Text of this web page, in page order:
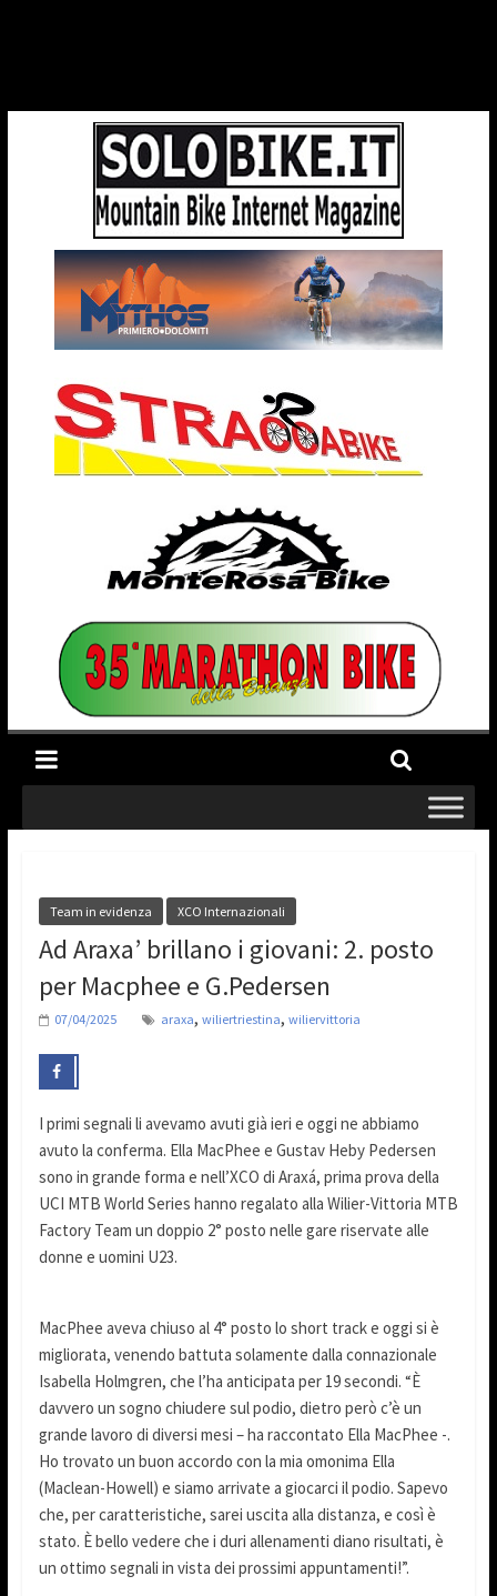
Team in evidenza XCO Internazionali
Ad Araxa’ brillano i giovani: 2. posto
per Macphee e G.Pedersen
07/04/2025 araxa, wiliertriestina, wiliervittoria
I primi segnali li avevamo avuti già ieri e oggi ne abbiamo
avuto la conferma. Ella MacPhee e Gustav Heby Pedersen
sono in grande forma e nell’XCO di Araxá, prima prova della
UCI MTB World Series hanno regalato alla Wilier-Vittoria MTB
Factory Team un doppio 2° posto nelle gare riservate alle
donne e uomini U23.
MacPhee aveva chiuso al 4° posto lo short track e oggi si è
migliorata, venendo battuta solamente dalla connazionale
Isabella Holmgren, che l’ha anticipata per 19 secondi. “È
davvero un sogno chiudere sul podio, dietro però c’è un
grande lavoro di diversi mesi – ha raccontato Ella MacPhee -.
Ho trovato un buon accordo con la mia omonima Ella
(Maclean-Howell) e siamo arrivate a giocarci il podio. Sapevo
che, per caratteristiche, sarei uscita alla distanza, e così è
stato. È bello vedere che i duri allenamenti diano risultati, è
un ottimo segnali in vista dei prossimi appuntamenti!”.